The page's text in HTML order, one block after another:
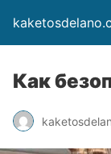
Как
kaketosdelan